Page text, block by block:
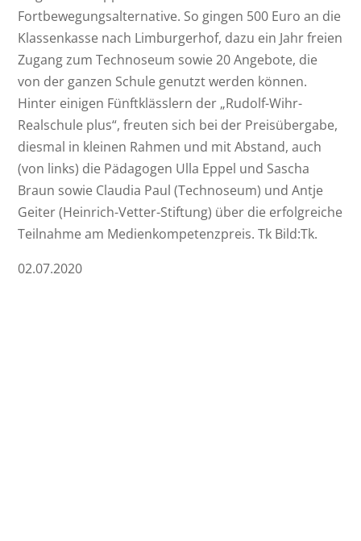
Fortbewegungsalternative. So gingen 500 Euro an die
Klassenkasse nach Limburgerhof, dazu ein Jahr freien
Zugang zum Technoseum sowie 20 Angebote, die
von der ganzen Schule genutzt werden können.
Hinter einigen Fünftklässlern der „Rudolf-Wihr-
Realschule plus“, freuten sich bei der Preisübergabe,
diesmal in kleinen Rahmen und mit Abstand, auch
(von links) die Pädagogen Ulla Eppel und Sascha
Braun sowie Claudia Paul (Technoseum) und Antje
Geiter (Heinrich-Vetter-Stiftung) über die erfolgreiche
Teilnahme am Medienkompetenzpreis. Tk Bild:Tk.
02.07.2020